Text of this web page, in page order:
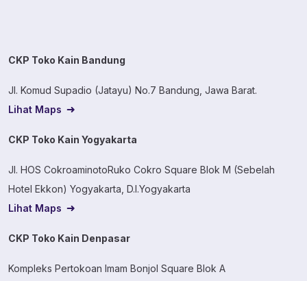
CKP Toko Kain Bandung
Jl. Komud Supadio (Jatayu) No.7 Bandung, Jawa Barat.
Lihat Maps
CKP Toko Kain Yogyakarta
Jl. HOS CokroaminotoRuko Cokro Square Blok M (Sebelah
Hotel Ekkon) Yogyakarta, D.I.Yogyakarta
Lihat Maps
CKP Toko Kain Denpasar
Kompleks Pertokoan Imam Bonjol Square Blok A